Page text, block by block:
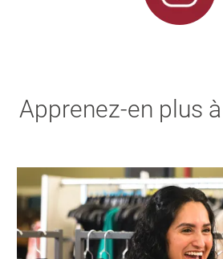
Apprenez-en plus